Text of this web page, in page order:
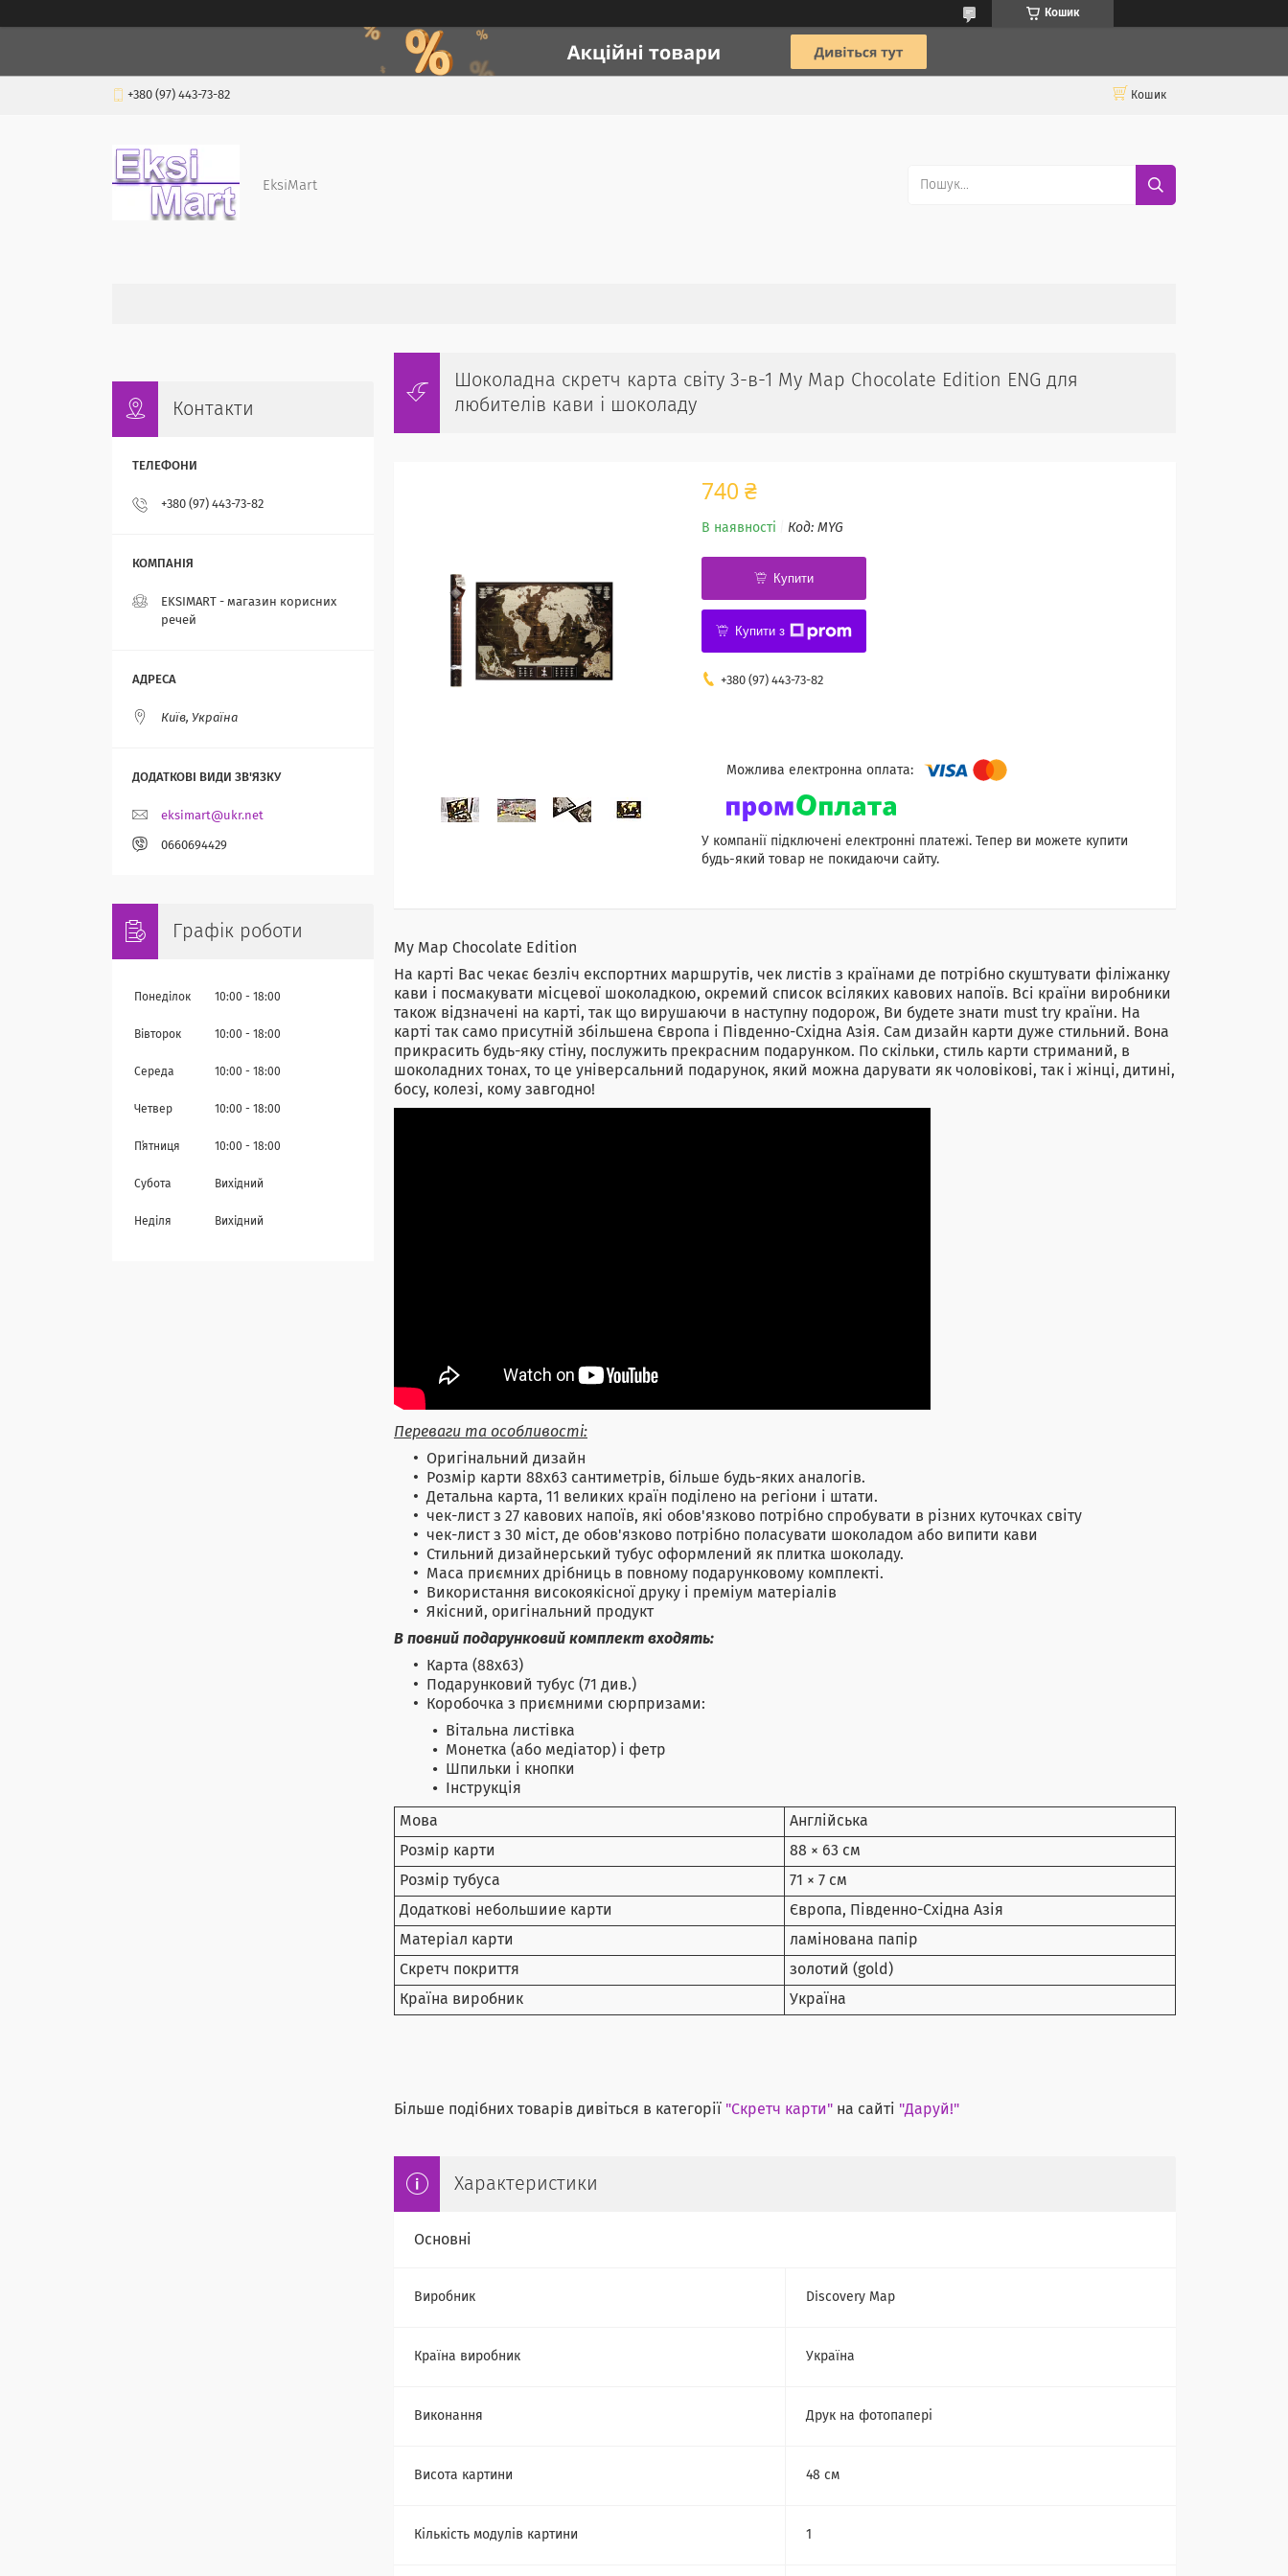
Кошик
+380 (97) 443-73-82 Кошик
EksiMart
Шоколадна скретч карта світу 3-в-1 My Map Chocolate Edition ENG для
любителів кави і шоколаду
740 ₴
В наявності Код: MYG
Купити
Купити з
+380 (97) 443-73-82
У компанії підключені електронні платежі. Тепер ви можете купити
будь-який товар не покидаючи сайту.
My Map Chocolate Edition
На карті Вас чекає безліч експортних маршрутів, чек листів з країнами де потрібно скуштувати філіжанку
кави і посмакувати місцевої шоколадкою, окремий список всіляких кавових напоїв. Всі країни виробники
також відзначені на карті, так що вирушаючи в наступну подорож, Ви будете знати must try країни. На
карті так само присутній збільшена Європа і Південно-Східна Азія. Сам дизайн карти дуже стильний. Вона
прикрасить будь-яку стіну, послужить прекрасним подарунком. По скільки, стиль карти стриманий, в
шоколадних тонах, то це універсальний подарунок, який можна дарувати як чоловікові, так і жінці, дитині,
босу, колезі, кому завгодно!
Переваги та особливості:
Оригінальний дизайн
Розмір карти 88х63 сантиметрів, більше будь-яких аналогів.
Детальна карта, 11 великих країн поділено на регіони і штати.
чек-лист з 27 кавових напоїв, які обов'язково потрібно спробувати в різних куточках світу
чек-лист з 30 міст, де обов'язково потрібно поласувати шоколадом або випити кави
Стильний дизайнерський тубус оформлений як плитка шоколаду.
Маса приємних дрібниць в повному подарунковому комплекті.
Використання високоякісної друку і преміум матеріалів
Якісний, оригінальний продукт
В повний подарунковий комплект входять:
Карта (88х63)
Подарунковий тубус (71 див.)
Коробочка з приємними сюрпризами:
Вітальна листівка
Монетка (або медіатор) і фетр
Шпильки і кнопки
Інструкція
Мова
Англійська
Розмір карти
88 × 63 см
Розмір тубуса
71 × 7 см
Додаткові небольшиие карти
Європа, Південно-Східна Азія
Матеріал карти
ламінована папір
Скретч покриття
золотий (gold)
Країна виробник
Україна
Більше подібних товарів дивіться в категорії "Скретч карти" на сайті "Даруй!"
Характеристики
Основні
Виробник Discovery Map
Країна виробник Україна
Виконання Друк на фотопапері
Висота картини 48 см
Кількість модулів картини 1
Контакти
+380 (97) 443-73-82
EKSIMART - магазин корисних
речей
Київ, Україна
eksimart@ukr.net
0660694429
Графік роботи
Понеділок 10:00 18:00
Вівторок 10:00 18:00
Середа 10:00 18:00
Четвер 10:00 18:00
Пʼятниця 10:00 18:00
Субота Вихідний
Неділя Вихідний